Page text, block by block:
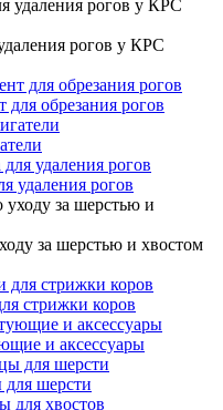
рогов у КРС
для обрезания рогов
удаления рогов
за шерстью и хвостом
стрижки коров
и аксессуары
шерсти